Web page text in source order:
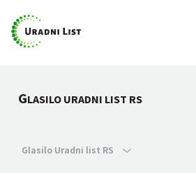
GLASILO URADNI LIST RS
Glasilo Uradni list RS